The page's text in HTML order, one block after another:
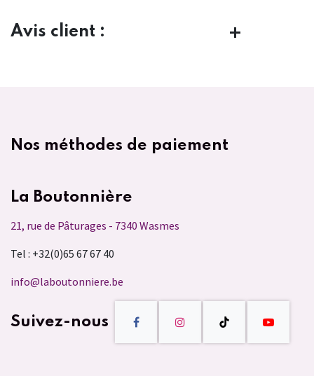
Avis client :
Nos méthodes de paiement
La Boutonnière
21, rue de Pâturages - 7340 Wasmes
Tel : +32(0)65 67 67 40
info@laboutonniere.be
Suivez-nous